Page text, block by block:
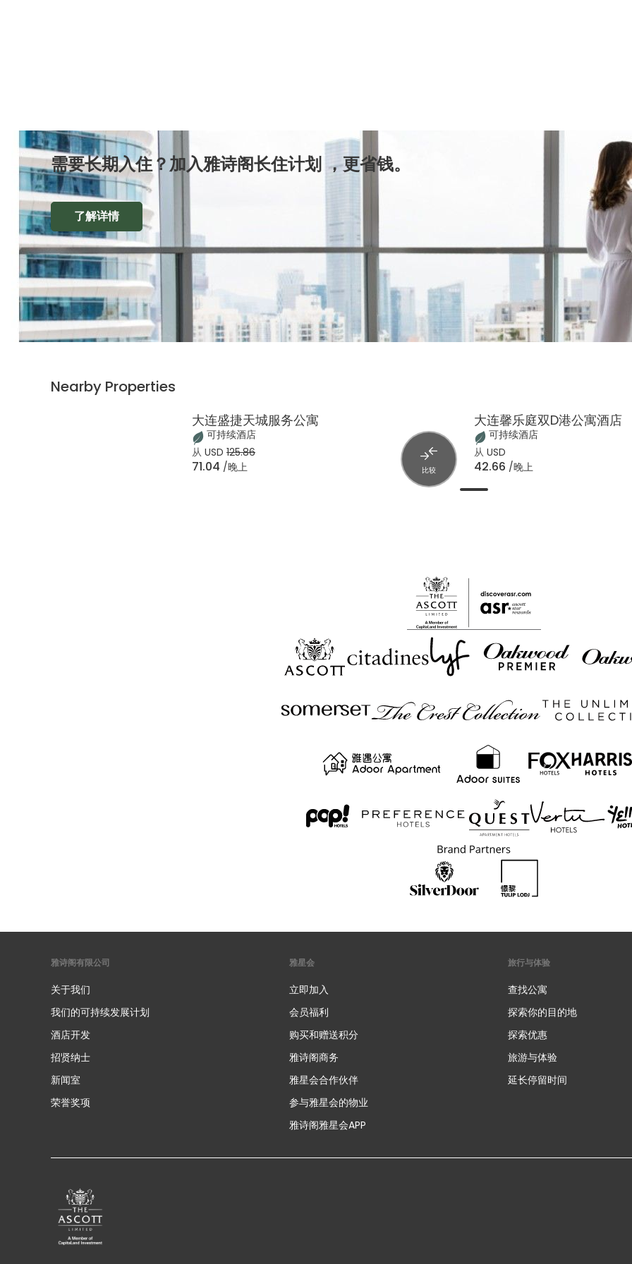
需要长期入住？加入雅诗阁长住计划 ，更省钱。
了解详情
Nearby Properties
大连盛捷天城服务公寓
可持续酒店
从 USD 125.86
71.04 /晚上 比较
大连馨乐庭双D港公寓酒店
可持续酒店
从 USD
42.66 /晚上
雅诗阁有限公司
关于我们
我们的可持续发展计划
酒店开发
招贤纳士
新闻室
荣誉奖项
雅星会
立即加入
会员福利
购买和赠送积分
雅诗阁商务
雅星会合作伙伴
参与雅星会的物业
雅诗阁雅星会APP
旅行与体验
查找公寓
探索你的目的地
探索优惠
旅游与体验
延长停留时间